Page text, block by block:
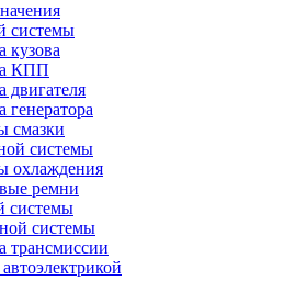
системы
кузова
КПП
двигателя
генератора
смазки
системы
охлаждения
ремни
системы
системы
трансмиссии